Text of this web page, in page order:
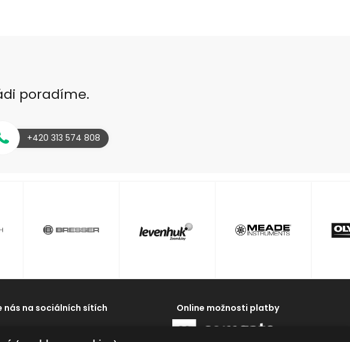
poradíme.
+420 313 574 808
nás na sociálních sítích Online možnosti platby